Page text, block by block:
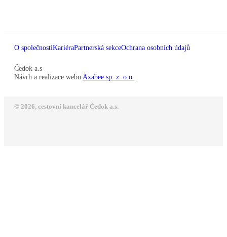
O společnostiKariéraPartnerská sekceOchrana osobních údajů
Čedok a.s
Návrh a realizace webu Axabee sp. z. o.o.
© 2026, cestovní kancelář Čedok a.s.